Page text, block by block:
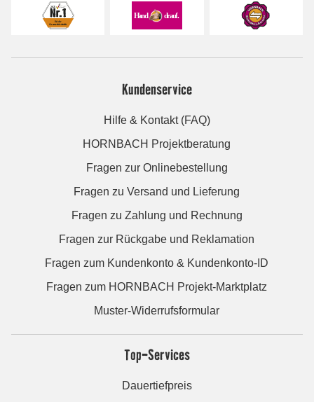
Kundenservice
Hilfe & Kontakt (FAQ)
HORNBACH Projektberatung
Fragen zur Onlinebestellung
Fragen zu Versand und Lieferung
Fragen zu Zahlung und Rechnung
Fragen zur Rückgabe und Reklamation
Fragen zum Kundenkonto & Kundenkonto-ID
Fragen zum HORNBACH Projekt-Marktplatz
Muster-Widerrufsformular
Top-Services
Dauertiefpreis